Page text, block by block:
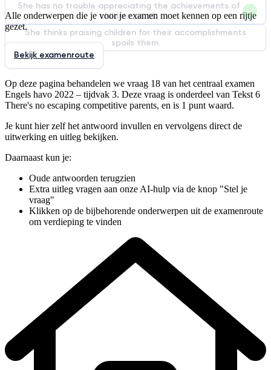
She has no trouble appreciating the achievements of
children at all.
She thinks praising children for their accomplishments
spoils them.
Alle onderwerpen die je voor je examen moet kennen op een rijtje
gezet.
Bekijk examenroute
Op deze pagina behandelen we vraag 18 van het centraal examen
Engels havo 2022 – tijdvak 3. Deze vraag is onderdeel van Tekst 6
There's no escaping competitive parents, en is 1 punt waard.
Je kunt hier zelf het antwoord invullen en vervolgens direct de
uitwerking en uitleg bekijken.
Daarnaast kun je:
Oude antwoorden terugzien
Extra uitleg vragen aan onze AI-hulp via de knop "Stel je
vraag"
Klikken op de bijbehorende onderwerpen uit de examenroute
om verdieping te vinden